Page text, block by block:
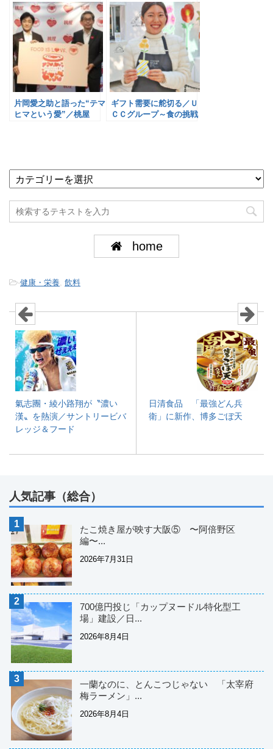
片岡愛之助と語った“テマ
ヒマという愛”／桃屋
ギフト需要に舵切る／Ｕ
ＣＣグループ～食の挑戦
home
-健康・栄養 飲料
氣志團・綾小路翔が〝濃い
漢〟を熱演／サントリービバ
レッジ＆フード
日清食品 「最強どん兵
衛」に新作、博多ごぼ天
人気記事（総合）
たこ焼き屋が映す大阪⑤ 〜阿倍野区
編〜...
2026年7月31日
700億円投じ「カップヌードル特化型工
場」建設／日...
2026年8月4日
一蘭なのに、とんこつじゃない 「太宰府
梅ラーメン」...
2026年8月4日